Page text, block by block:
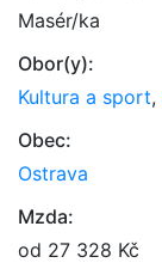
Masér/ka
Obor(y):
Kultura a sport,
Obec:
Ostrava
Mzda:
od 27 328 Kč